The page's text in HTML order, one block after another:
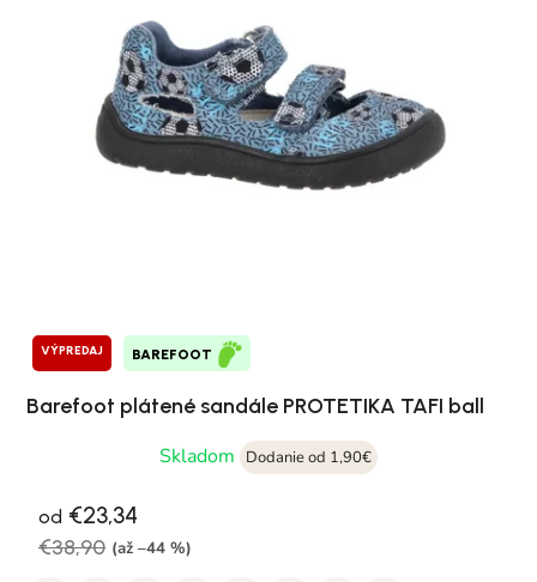
VÝPREDAJ BAREFOOT
Barefoot plátené sandále PROTETIKA TAFI ball
Skladom
Dodanie od 1,90€
od €23,34
€38,90 (až –44 %)